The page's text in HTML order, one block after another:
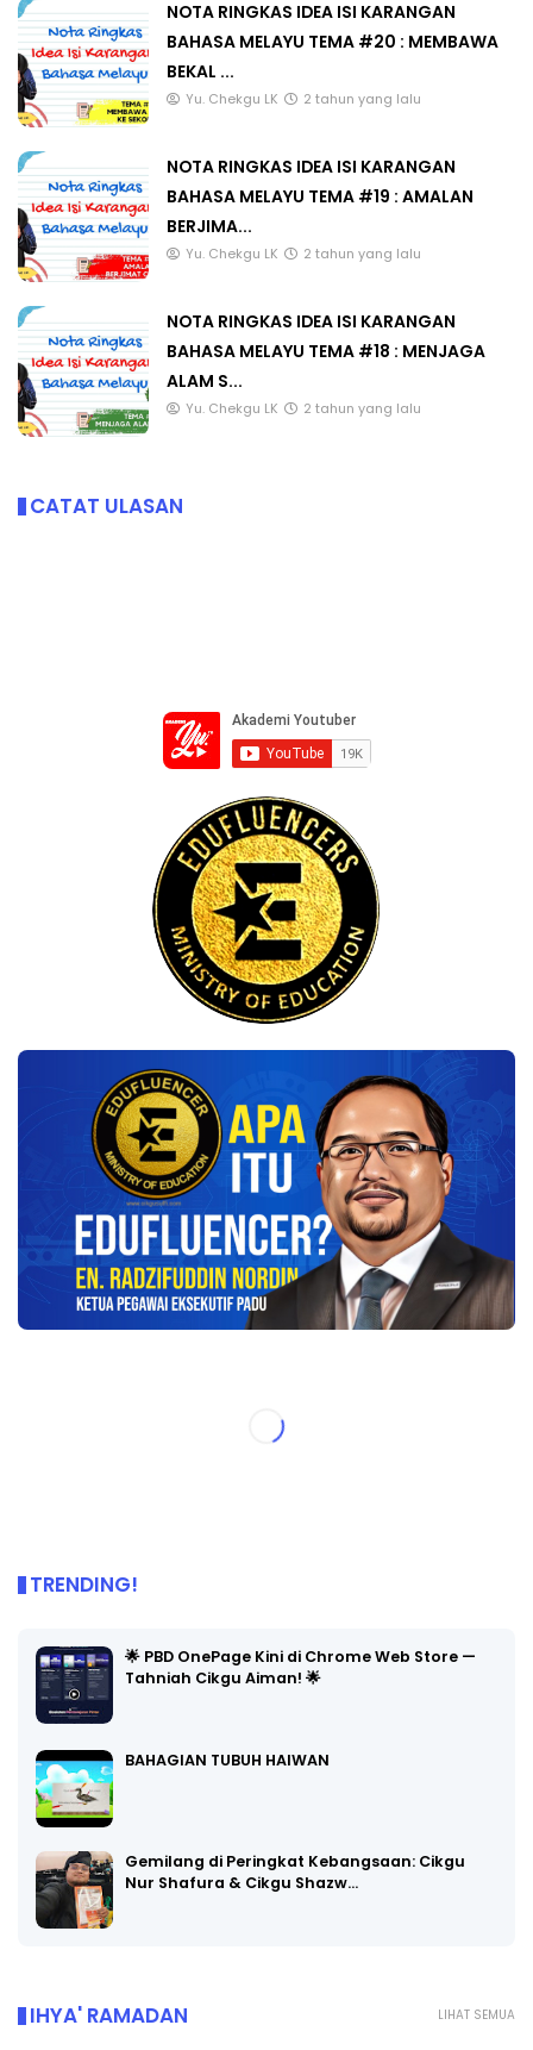
NOTA RINGKAS IDEA ISI KARANGAN
BAHASA MELAYU TEMA #20 : MEMBAWA
BEKAL ...
Yu. Chekgu LK 2 tahun yang lalu
NOTA RINGKAS IDEA ISI KARANGAN
BAHASA MELAYU TEMA #19 : AMALAN
BERJIMA...
Yu. Chekgu LK 2 tahun yang lalu
NOTA RINGKAS IDEA ISI KARANGAN
BAHASA MELAYU TEMA #18 : MENJAGA
ALAM S...
Yu. Chekgu LK 2 tahun yang lalu
CATAT ULASAN
TRENDING!
🌟 PBD OnePage Kini di Chrome Web Store —
Tahniah Cikgu Aiman! 🌟
BAHAGIAN TUBUH HAIWAN
Gemilang di Peringkat Kebangsaan: Cikgu
Nur Shafura & Cikgu Shazw…
LIHAT SEMUA
IHYA' RAMADAN